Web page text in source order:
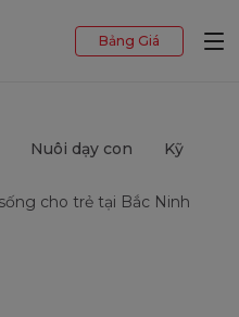
Bảng Giá
Nuôi dạy con
Kỹ